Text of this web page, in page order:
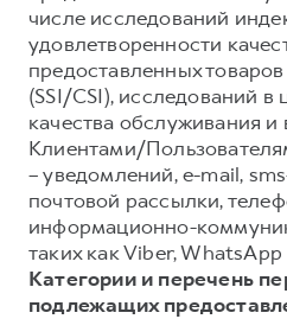
числе исследований
удовлетворенности
предоставленных
(SSI/CSI), исследований в
качества обслуживания и
Клиентами/
– уведомлений, e-mail,
почтовой рассылки,
информационно-
таких как Viber, WhatsApp
Категории и перечень
подлежащих